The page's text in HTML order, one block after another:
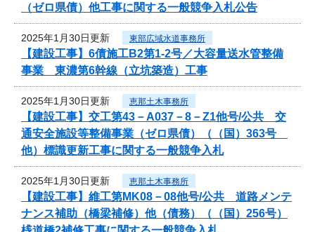
（ゼロ県債）他工事に関する一般競争入札公告
2025年1月30日更新 東部広域水道事務所
【建設工事】6債施工B2第1-2号／大容量送水管整備
事業 東濃第6幹線（立坑築造）工事
2025年1月30日更新 恵那土木事務所
【建設工事】交工第43－A037－8－Z1他号/公共 交
通安全施設等整備事業（ゼロ県債）（（国）363号
他）標識更新工事に関する一般競争入札
2025年1月30日更新 恵那土木事務所
【建設工事】維工第MK08－08他号/公共 道路メンテ
ナンス補助（橋梁補修）他（債務）（（国）256号）